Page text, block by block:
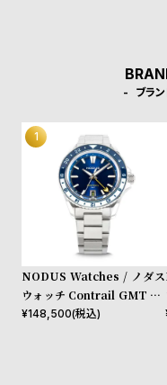
問
せ
ブラ
NODUS Watches / ノダス
ウォッチ Contrail GMT Im
pulse
¥148,500(税込)